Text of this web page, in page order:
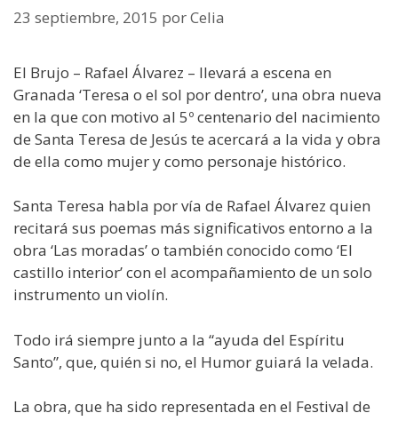
23 septiembre, 2015 porCelia
El Brujo – Rafael Álvarez – llevará a escena en
Granada ‘Teresa o el sol por dentro’, una obra nueva
en la que con motivo al 5º centenario del nacimiento
de Santa Teresa de Jesús te acercará a la vida y obra
de ella como mujer y como personaje histórico.
Santa Teresa habla por vía de Rafael Álvarez quien
recitará sus poemas más significativos entorno a la
obra ‘Las moradas’ o también conocido como ‘El
castillo interior’ con el acompañamiento de un solo
instrumento un violín.
Todo irá siempre junto a la “ayuda del Espíritu
Santo”, que, quién si no, el Humor guiará la velada.
La obra, que ha sido representada en el Festival de